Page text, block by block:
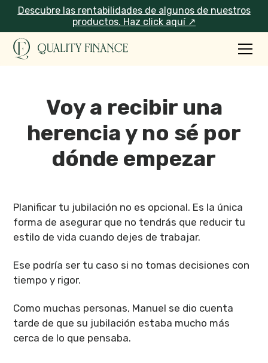
Descubre las rentabilidades de algunos de nuestros
productos. Haz click aquí ↗
Voy a recibir una
herencia y no sé por
dónde empezar
Planificar tu jubilación no es opcional. Es la única
forma de asegurar que no tendrás que reducir tu
estilo de vida cuando dejes de trabajar.
Ese podría ser tu caso si no tomas decisiones con
tiempo y rigor.
Como muchas personas, Manuel se dio cuenta
tarde de que su jubilación estaba mucho más
cerca de lo que pensaba.